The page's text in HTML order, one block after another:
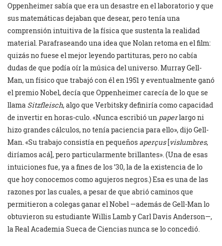
Oppenheimer sabía que era un desastre en el laboratorio y que
sus matemáticas dejaban que desear, pero tenía una
comprensión intuitiva de la física que sustenta la realidad
material. Parafraseando una idea que Nolan retoma en el film:
quizás no fuese el mejor leyendo partituras, pero no cabía
dudas de que podía oír la música del universo. Murray Gell-
Man, un físico que trabajó con él en 1951 y eventualmente ganó
el premio Nobel, decía que Oppenheimer carecía de lo que se
llama Sitzfleisch, algo que Verbitsky definiría como capacidad
de invertir en horas-culo. «Nunca escribió un paperlargo ni
hizo grandes cálculos, no tenía paciencia para ello», dijo Gell-
Man. «Su trabajo consistía en pequeños aperçus[vislumbres,
diríamos acá], pero particularmente brillantes». (Una de esas
intuiciones fue, ya a fines de los ’30, la de la existencia de lo
que hoy conocemos como agujeros negros.) Esa es una de las
razones por las cuales, a pesar de que abrió caminos que
permitieron a colegas ganar el Nobel —además de Gell-Man lo
obtuvieron su estudiante Willis Lamb y Carl Davis Anderson—,
la Real Academia Sueca de Ciencias nunca se lo concedió.